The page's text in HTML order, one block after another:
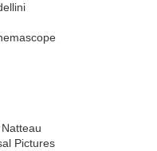
Pictures